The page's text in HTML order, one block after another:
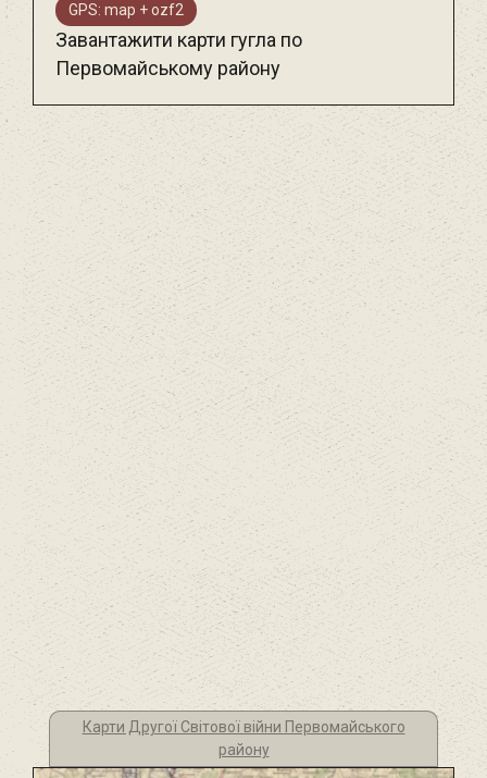
GPS: map + ozf2
Завантажити карти гугла по
Первомайському району
Карти Другої Світової війни Первомайського
району